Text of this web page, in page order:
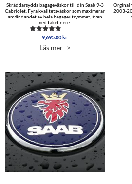
Skräddarsydda bagageväskor till din Saab 9-3
Cabriolet. Fyra kvalitetsväskor som maximerar
användandet av hela bagageutrymmet, även
med taket nere...
Betygsatt
av 5
9,695.00 kr
Läs mer ->
Orginal
2003-